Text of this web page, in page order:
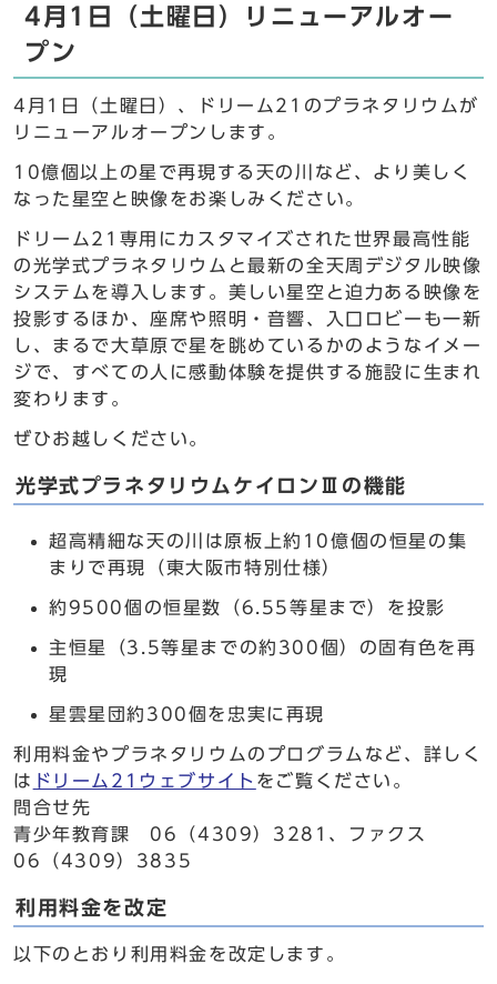
4月1日（土曜日）リニューアルオー
プン
4月1日（土曜日）、ドリーム21のプラネタリウムが
リニューアルオープンします。
10億個以上の星で再現する天の川など、より美しく
なった星空と映像をお楽しみください。
ドリーム21専用にカスタマイズされた世界最高性能
の光学式プラネタリウムと最新の全天周デジタル映像
システムを導入します。美しい星空と迫力ある映像を
投影するほか、座席や照明・音響、入口ロビーも一新
し、まるで大草原で星を眺めているかのようなイメー
ジで、すべての人に感動体験を提供する施設に生まれ
変わります。
ぜひお越しください。
光学式プラネタリウムケイロンⅢの機能
超高精細な天の川は原板上約10億個の恒星の集
まりで再現（東大阪市特別仕様）
約9500個の恒星数（6.55等星まで）を投影
主恒星（3.5等星までの約300個）の固有色を再
現
星雲星団約300個を忠実に再現
利用料金やプラネタリウムのプログラムなど、詳しく
は ドリーム21ウェブサイト をご覧ください。
問合せ先
青少年教育課 06（4309）3281、ファクス
06（4309）3835
利用料金を改定
以下のとおり利用料金を改定します。